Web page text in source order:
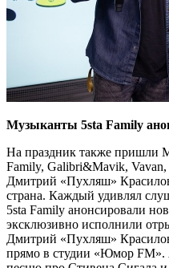
Музыканты 5sta Family
На праздник также пришли
Family, Galibri&Mavik,
Дмитрий «Пухляш»
страна. Каждый удивлял
5sta Family анонсировали
эксклюзивно исполнили
Дмитрий «Пухляш»
прямо в студии «Юмор